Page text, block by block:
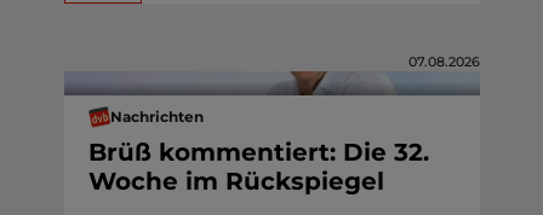
07.08.2026
Nachrichten
Brüß kommentiert: Die 32.
Woche im Rückspiegel